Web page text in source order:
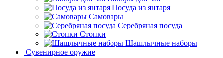
Посуда из янтаря
Самовары
Серебряная посуда
Стопки
Шашлычные наборы
Сувенирное оружие